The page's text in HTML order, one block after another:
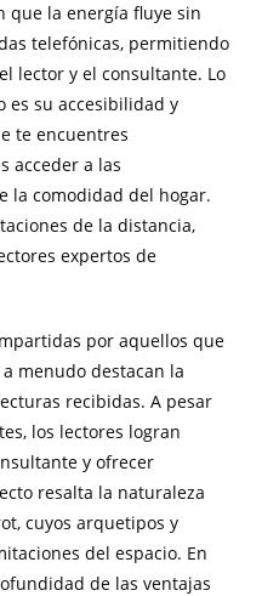
que la energía fluye sin
telefónicas, permitiendo
lector y el consultante. Lo
es su accesibilidad y
te encuentres
acceder a las
la comodidad del hogar.
de la distancia,
expertos de
por aquellos que
menudo destacan la
recibidas. A pesar
los lectores logran
y ofrecer
resalta la naturaleza
cuyos arquetipos y
del espacio. En
de las ventajas